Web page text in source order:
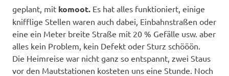
geplant, mit komoot. Es hat alles funktioniert, einige
knifflige Stellen waren auch dabei, Einbahnstraßen oder
eine ein Meter breite Straße mit 20 % Gefälle usw. aber
alles kein Problem, kein Defekt oder Sturz schööön.
Die Heimreise war nicht ganz so entspannt, zwei Staus
vor den Mautstationen kosteten uns eine Stunde. Noch